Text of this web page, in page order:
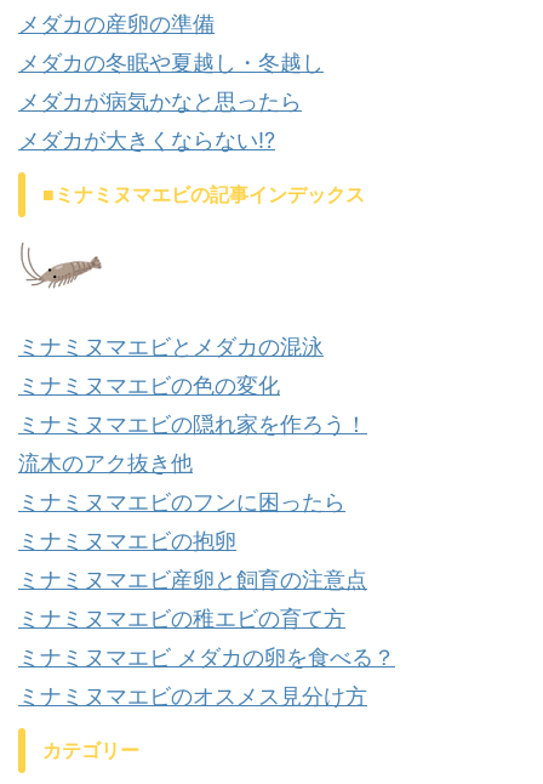
メダカの産卵の準備
メダカの冬眠や夏越し・冬越し
メダカが病気かなと思ったら
メダカが大きくならない⁉
■ミナミヌマエビの記事インデックス
ミナミヌマエビとメダカの混泳
ミナミヌマエビの色の変化
ミナミヌマエビの隠れ家を作ろう！
流木のアク抜き他
ミナミヌマエビのフンに困ったら
ミナミヌマエビの抱卵
ミナミヌマエビ産卵と飼育の注意点
ミナミヌマエビの稚エビの育て方
ミナミヌマエビ メダカの卵を食べる？
ミナミヌマエビのオスメス見分け方
カテゴリー